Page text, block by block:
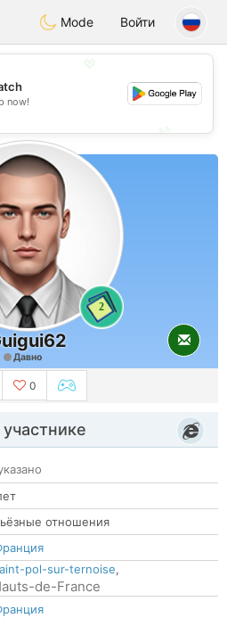
Space
Mode Войти
now!
2
Давно
0
отношения
pol-sur-ternoise,
de-France